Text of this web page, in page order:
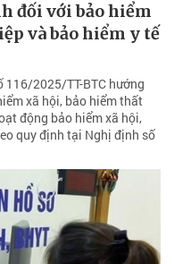
đối với bảo hiểm
và bảo hiểm y tế
116/2025/TT-BTC hướng
xã hội, bảo hiểm thất
động bảo hiểm xã hội,
quy định tại Nghị định số